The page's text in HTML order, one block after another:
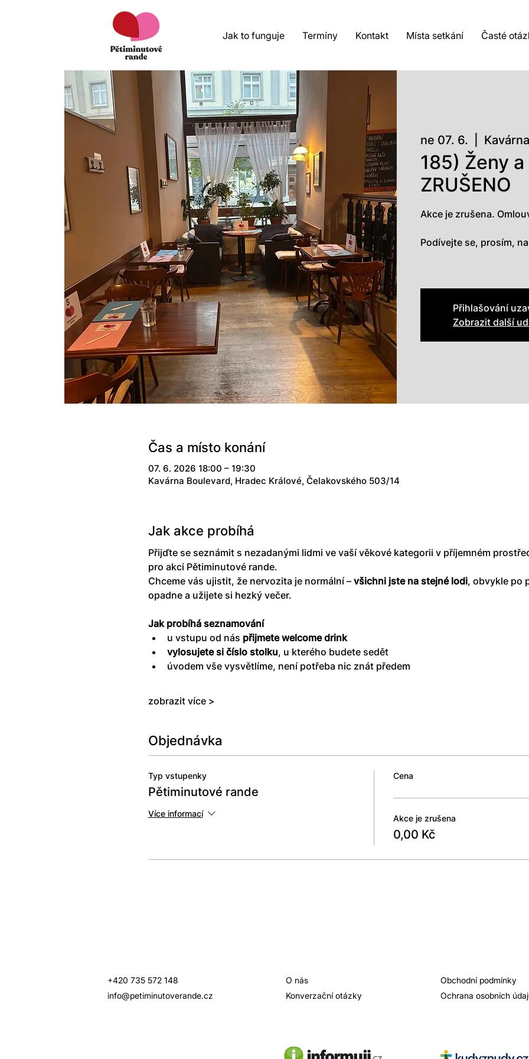
Jak to funguje Termíny Kontakt Místa setkání Časté
ne 07. 6.
185) Ženy
ZRUŠENO
Akce je zrušena.
Podívejte se, prosím,
Přihlašování
Zobrazit další
Čas a místo konání
07. 6. 2026 18:00 – 19:30
Kavárna Boulevard, Hradec Králové, Čelakovského 503/14
Jak akce probíhá
Přijďte se seznámit s nezadanými lidmi ve vaší věkové kategorii v příjemném
pro akci Pětiminutové rande.
Chceme vás ujistit, že nervozita je normální – všichni jste na stejné lodi, obvykle po
opadne a užijete si hezký večer.
Jak probíhá seznamování
u vstupu od nás přijmete welcome drink
vylosujete si číslo stolku, u kterého budete sedět
úvodem vše vysvětlíme, není potřeba nic znát předem
zobrazit více >
Objednávka
Typ vstupenky
Pětiminutové rande
Více informací
Cena
Akce je zrušena
0,00 Kč
+420 735 572 148
info@petiminutoverande.cz
O nás
Konverzační otázky
Obchodní podmínky
Ochrana osobních